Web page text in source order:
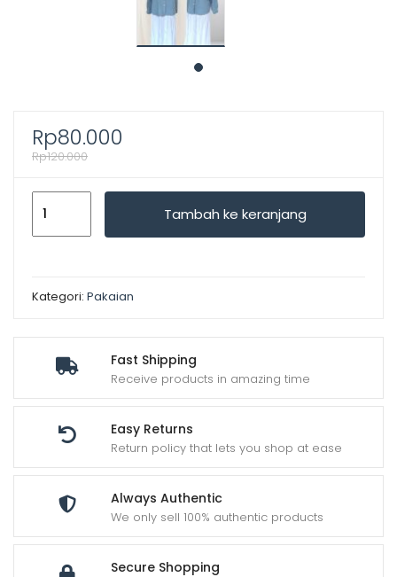
Fast Shipping
Receive products in amazing time
Easy Returns
Return policy that lets you shop at ease
Always Authentic
We only sell 100% authentic products
Secure Shopping
Rp80.000
Rp120.000
modern
Tambah ke keranjang
Kategori: Pakaian